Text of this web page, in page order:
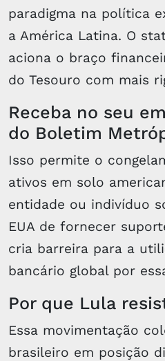
paradigma na política
a América Latina. O
aciona o braço
do Tesouro com mais
Receba no seu
do Boletim
Isso permite o
ativos em solo
entidade ou indivíduo
EUA de fornecer
cria barreira para a
bancário global por
Por que Lula
Essa movimentação
brasileiro em posição